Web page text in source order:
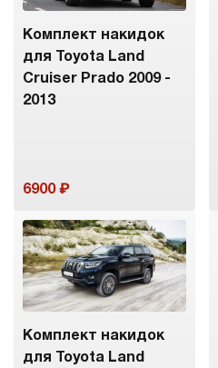
Комплект накидок
для Toyota Land
Cruiser Prado 2009 -
2013
6900
Комплект накидок
для Toyota Land